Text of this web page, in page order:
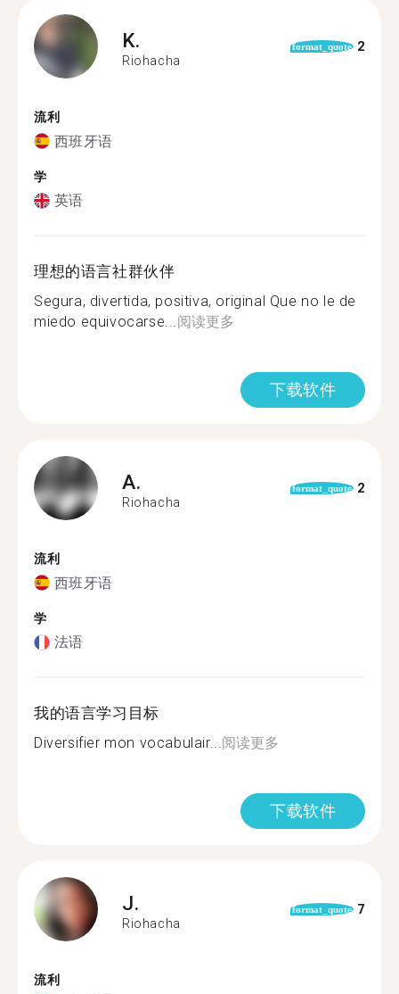
K.
Riohacha
format_quote 2
流利
西班牙语
学
英语
理想的语言社群伙伴
Segura, divertida, positiva, original Que no le de
miedo equivocarse...阅读更多
下载软件
A.
Riohacha
format_quote 2
流利
西班牙语
学
法语
我的语言学习目标
Diversifier mon vocabulair...阅读更多
下载软件
J.
Riohacha
format_quote 7
流利